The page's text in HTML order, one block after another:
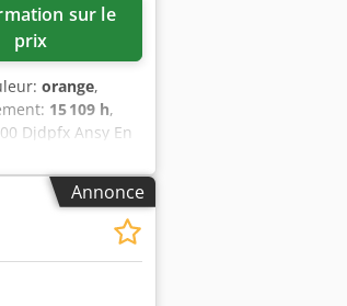
prix
orange,
15 109 h,
Djdpfx Ansy En
Largeur de
prêt à
et godet de
Annonce